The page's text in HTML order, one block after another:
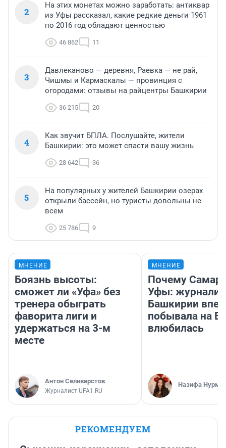
2
На этих монетах можно заработать: антиквар
из Уфы рассказал, какие редкие деньги 1961
по 2016 год обладают ценностью
46 862 11
3
Давлеканово — деревня, Раевка — не рай,
Чишмы и Кармаскалы — провинция с
огородами: отзывы на райцентры Башкирии
36 215 20
4
Как звучит БПЛА. Послушайте, жители
Башкирии: это может спасти вашу жизнь
28 642 36
5
На популярных у жителей Башкирии озерах
открыли бассейн, но туристы довольны не
всем
25 786 9
МНЕНИЕ
Боязнь высоты:
сможет ли «Уфа» без
тренера обыграть
фаворита лиги и
удержаться на 3-м
месте
Антон Селиверстов
Журналист UFA1.RU
МНЕНИЕ
Почему
Уфы:
Башкирии
побывала на
влюбилась
Назифа
РЕКОМЕНДУЕМ